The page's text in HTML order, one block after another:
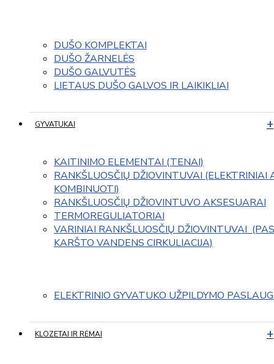
DUŠO KOMPLEKTAI
DUŠO ŽARNELĖS
DUŠO GALVUTĖS
LIETAUS DUŠO GALVOS IR LAIKIKLIAI
GYVATUKAI
KAITINIMO ELEMENTAI (TENAI)
RANKŠLUOSČIŲ DŽIOVINTUVAI (ELEKTRINIAI
KOMBINUOTI)
RANKŠLUOSČIŲ DŽIOVINTUVO AKSESUARAI
TERMOREGULIATORIAI
VARINIAI RANKŠLUOSČIŲ DŽIOVINTUVAI
KARŠTO VANDENS CIRKULIACIJA)
ELEKTRINIO GYVATUKO UŽPILDYMO
KLOZETAI IR RĖMAI